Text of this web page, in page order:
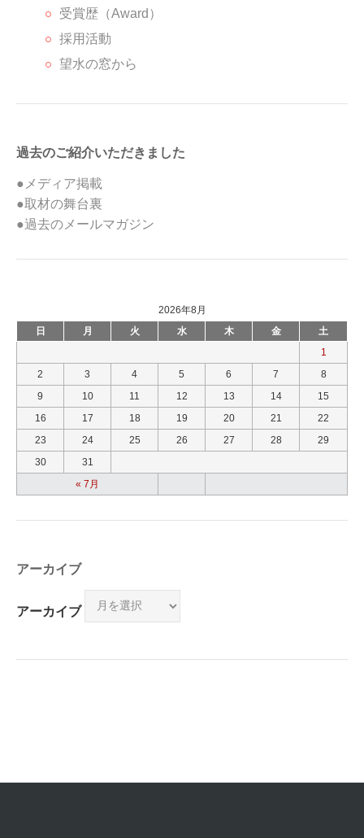
受賞歴（Award）
採用活動
望水の窓から
過去のご紹介いただきました
●メディア掲載
●取材の舞台裏
●過去のメールマガジン
2026年8月
日
月 火 水 木 金 土
« 7月
1
2
3 4 5 6 7
8
9
10 11 12 13 14
15
16
17 18 19 20 21
22
23
24 25 26 27 28
29
30
31
アーカイブ
アーカイブ